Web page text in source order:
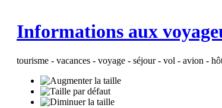
Informations aux
tourisme - vacances - voyage - séjour - vol - avion -